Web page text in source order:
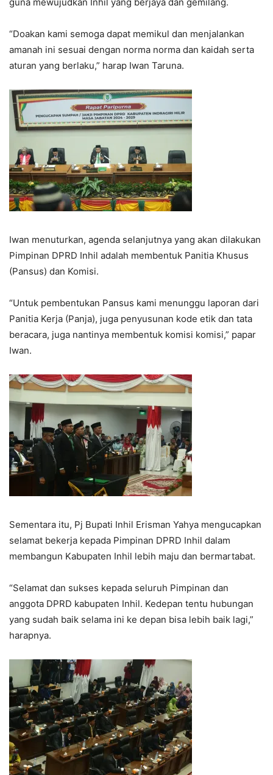
guna mewujudkan Inhil yang berjaya dan gemilang.
“Doakan kami semoga dapat memikul dan menjalankan
amanah ini sesuai dengan norma norma dan kaidah serta
aturan yang berlaku,” harap Iwan Taruna.
Iwan menuturkan, agenda selanjutnya yang akan dilakukan
Pimpinan DPRD Inhil adalah membentuk Panitia Khusus
(Pansus) dan Komisi.
“Untuk pembentukan Pansus kami menunggu laporan dari
Panitia Kerja (Panja), juga penyusunan kode etik dan tata
beracara, juga nantinya membentuk komisi komisi,” papar
Iwan.
Sementara itu, Pj Bupati Inhil Erisman Yahya mengucapkan
selamat bekerja kepada Pimpinan DPRD Inhil dalam
membangun Kabupaten Inhil lebih maju dan bermartabat.
“Selamat dan sukses kepada seluruh Pimpinan dan
anggota DPRD kabupaten Inhil. Kedepan tentu hubungan
yang sudah baik selama ini ke depan bisa lebih baik lagi,”
harapnya.